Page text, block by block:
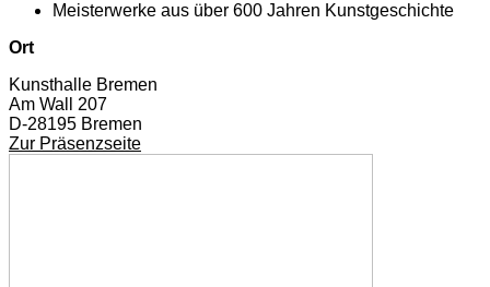
Meisterwerke aus über 600 Jahren Kunstgeschichte
Ort
Kunsthalle Bremen
Am Wall 207
D-28195 Bremen
Zur Präsenzseite